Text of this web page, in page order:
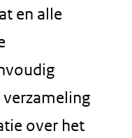
in
venster)
(verwijst
naar
en alle
over het